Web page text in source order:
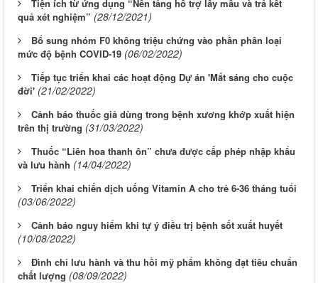
Tiện ích từ ứng dụng “Nền tảng hỗ trợ lấy mẫu và trả kết
quả xét nghiệm” (28/12/2021)
Bổ sung nhóm F0 không triệu chứng vào phần phân loại
mức độ bệnh COVID-19 (06/02/2022)
Tiếp tục triển khai các hoạt động Dự án 'Mắt sáng cho cuộc
đời' (21/02/2022)
Cảnh báo thuốc giả dùng trong bệnh xương khớp xuất hiện
trên thị trường (31/03/2022)
Thuốc “Liên hoa thanh ôn” chưa được cấp phép nhập khẩu
và lưu hành (14/04/2022)
Triển khai chiến dịch uống Vitamin A cho trẻ 6-36 tháng tuổi
(03/06/2022)
Cảnh báo nguy hiểm khi tự ý điều trị bệnh sốt xuất huyết
(10/08/2022)
Đình chỉ lưu hành và thu hồi mỹ phẩm không đạt tiêu chuẩn
chất lượng (08/09/2022)